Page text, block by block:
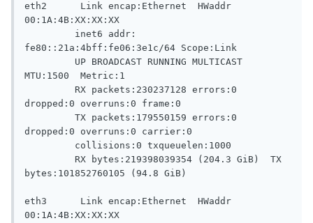
eth2      Link encap:Ethernet  HWaddr
00:1A:4B:XX:XX:XX
fe80::21a:4bff:fe06:3e1c/64 Scope:Link
MTU:1500  Metric:1
dropped:0 overruns:0 frame:0
dropped:0 overruns:0 carrier:0
bytes:101852760105 (94.8 GiB)
eth3      Link encap:Ethernet  HWaddr
00:1A:4B:XX:XX:XX